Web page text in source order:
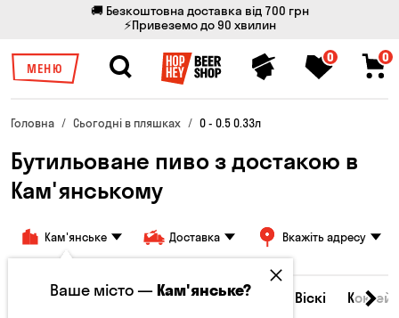
🚚 Безкоштовна доставка від 700 грн
⚡Привеземо до 90 хвилин
МЕНЮ
0 0
Головна Сьогодні в пляшках 0 - 0.5 0.33л
Бутильоване пиво з достакою в
Кам'янському
Кам'янське Доставка Вкажіть адресу
Всі товари Пиво Сидр Вино Віскі
Ваше місто —Кам'янське?